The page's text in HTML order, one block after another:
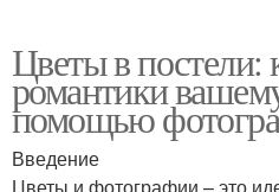
Фотографии с цветами
Цветы в постели:
романтики
помощью
Введение